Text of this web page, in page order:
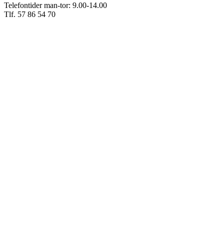
Telefontider man-tor: 9.00-14.00
Tlf. 57 86 54 70